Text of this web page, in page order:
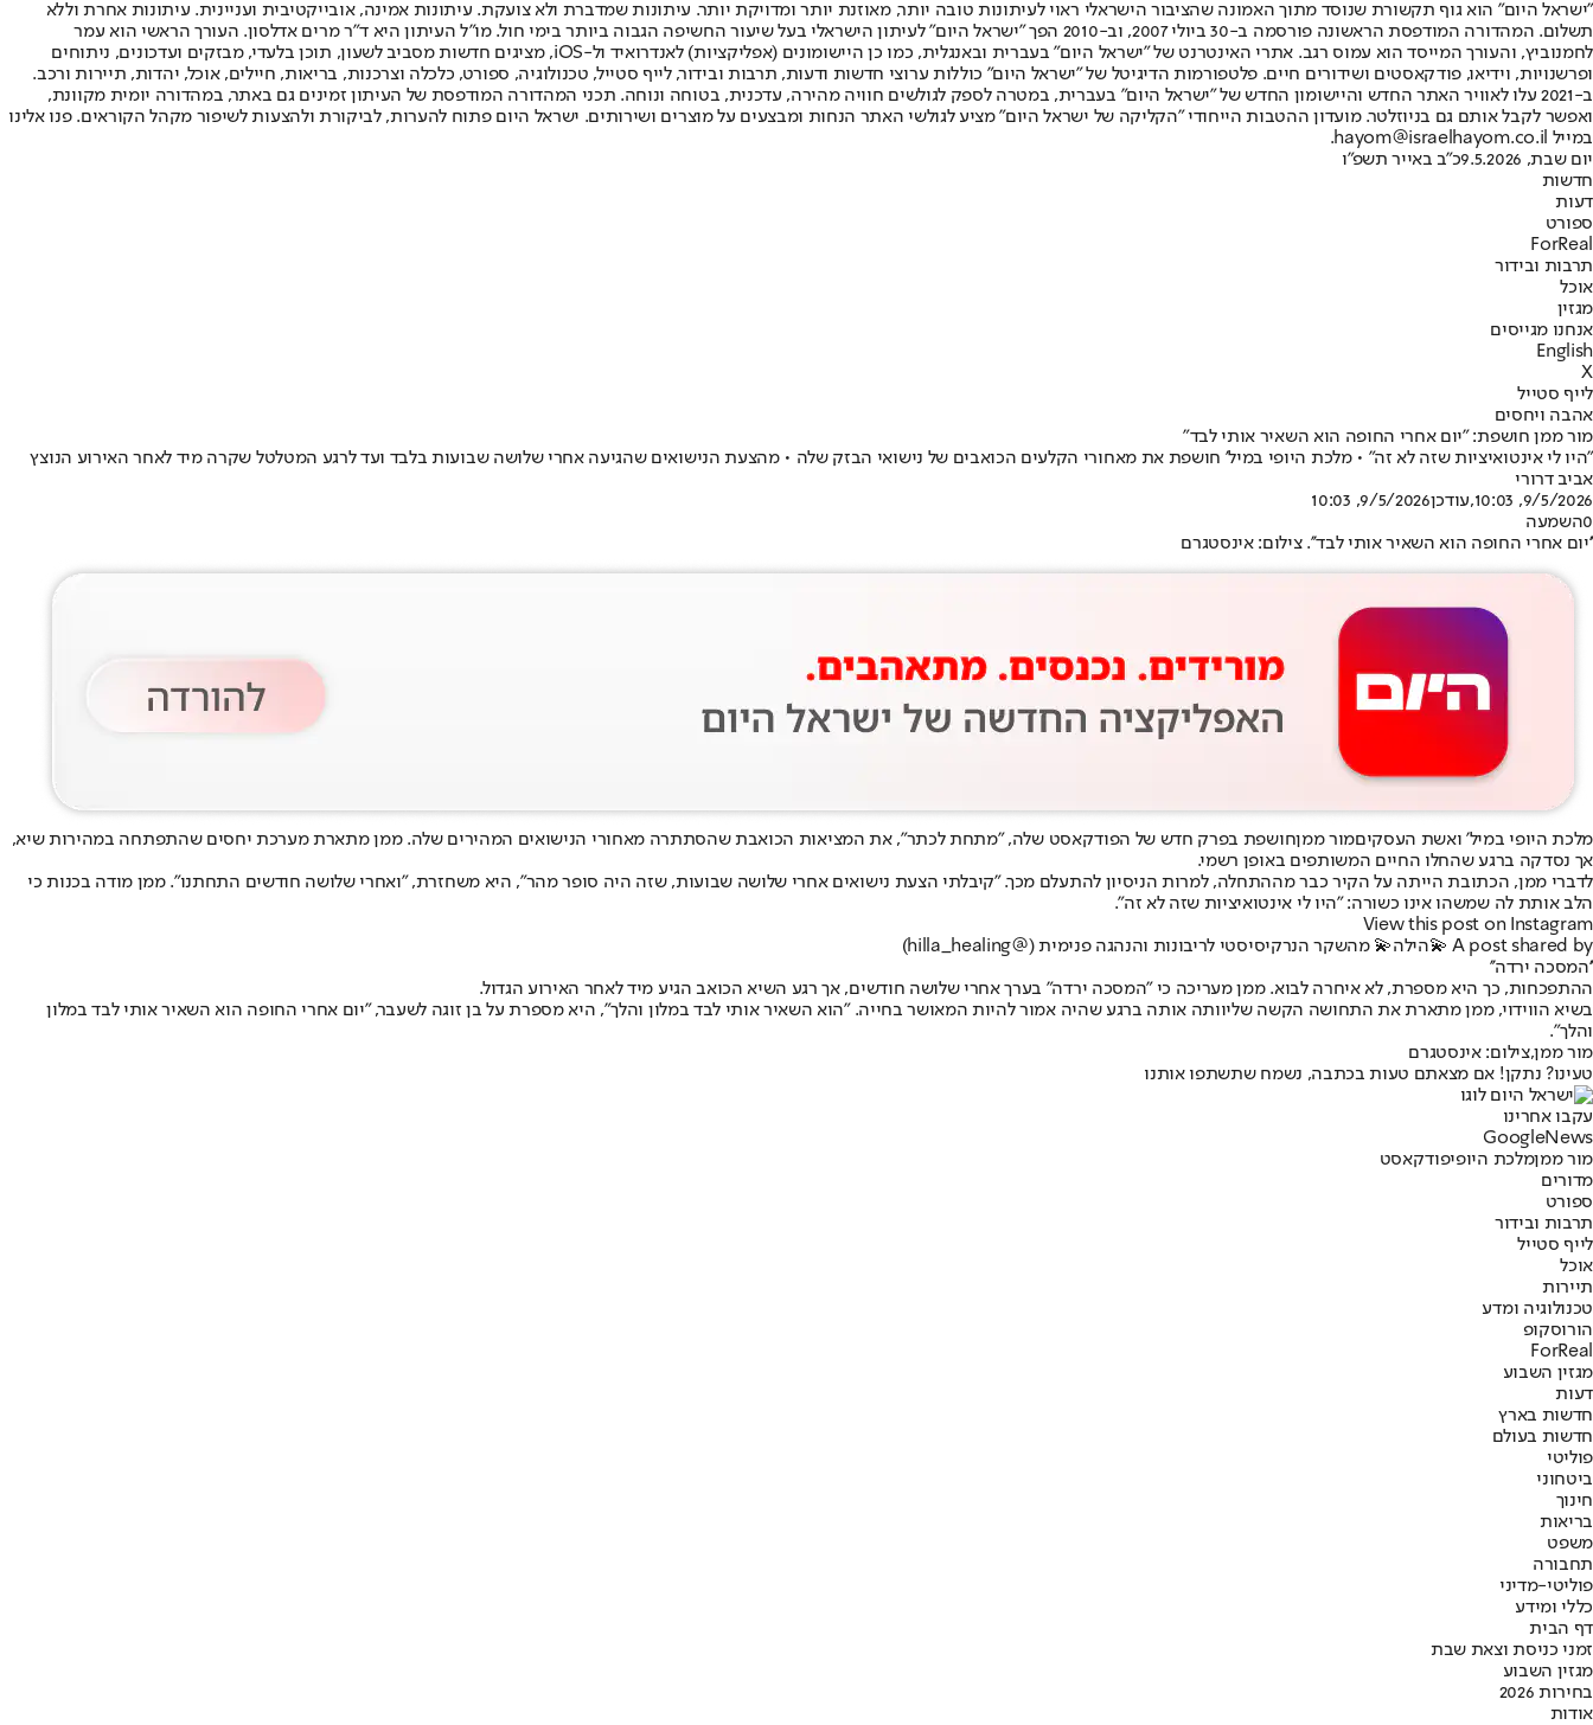
"ישראל היום" הוא גוף תקשורת שנוסד מתוך האמונה שהציבור הישראלי ראוי לעיתונות טובה יותר, מאוזנת יותר ומדויקת יותר. עיתונות שמדברת ולא צועקת. עיתונות אמינה, אובייקטיבית ועניינית. עיתונות אחרת וללא
תשלום. המהדורה המודפסת הראשונה פורסמה ב-30 ביולי 2007, וב-2010 הפך "ישראל היום" לעיתון הישראלי בעל שיעור החשיפה הגבוה ביותר בימי חול. מו"ל העיתון היא ד"ר מרים אדלסון. העורך הראשי הוא עמר
לחמנוביץ, והעורך המייסד הוא עמוס רגב. אתרי האינטרנט של "ישראל היום" בעברית ובאנגלית, כמו כן היישומונים (אפליקציות) לאנדרואיד ול-iOS, מציגים חדשות מסביב לשעון, תוכן בלעדי, מבזקים ועדכונים, ניתוחים
ופרשנויות, וידיאו, פודקאסטים ושידורים חיים. פלטפורמות הדיגיטל של "ישראל היום" כוללות ערוצי חדשות ודעות, תרבות ובידור, לייף סטייל, טכנולוגיה, ספורט, כלכלה וצרכנות, בריאות, חיילים, אוכל, יהדות, תיירות ורכב.
ב-2021 עלו לאוויר האתר החדש והיישומון החדש של "ישראל היום" בעברית, במטרה לספק לגולשים חוויה מהירה, עדכנית, בטוחה ונוחה. תכני המהדורה המודפסת של העיתון זמינים גם באתר, במהדורה יומית מקוונת,
ואפשר לקבל אותם גם בניוזלטר. מועדון ההטבות הייחודי "הקליקה של ישראל היום" מציע לגולשי האתר הנחות ומבצעים על מוצרים ושירותים. ישראל היום פתוח להערות, לביקורת ולהצעות לשיפור מקהל הקוראים. פנו אלינו
במייל hayom@israelhayom.co.il.
יום שבת, 9.5.2026
כ"ב באייר תשפ"ו
חדשות
דעות
ספורט
ForReal
תרבות ובידור
אוכל
מגזין
אנחנו מגייסים
English
X
לייף סטייל
אהבה ויחסים
מור ממן חושפת: "יום אחרי החופה הוא השאיר אותי לבד"
"היו לי אינטואיציות שזה לא זה" • מלכת היופי במיל' חושפת את מאחורי הקלעים הכואבים של נישואי הבזק שלה • מהצעת הנישואים שהגיעה אחרי שלושה שבועות בלבד ועד לרגע המטלטל שקרה מיד לאחר האירוע הנוצץ
אביב דרורי
9/5/2026, 10:03
,עודכן9/5/2026, 10:03
0השמעה
''יום אחרי החופה הוא השאיר אותי לבד''. צילום: אינסטגרם
מלכת היופי במיל' ואשת העסקיםמור ממןחושפת בפרק חדש של הפודקאסט שלה, "מתחת לכתר", את המציאות הכואבת שהסתתרה מאחורי הנישואים המהירים שלה. ממן מתארת מערכת יחסים שהתפתחה במהירות שיא,
אך נסדקה ברגע שהחלו החיים המשותפים באופן רשמי.
לדברי ממן, הכתובת הייתה על הקיר כבר מההתחלה, למרות הניסיון להתעלם מכך. "קיבלתי הצעת נישואים אחרי שלושה שבועות, שזה היה סופר מהר", היא משחזרת, "ואחרי שלושה חודשים התחתנו". ממן מודה בכנות כי
הלב אותת לה שמשהו אינו כשורה: "היו לי אינטואיציות שזה לא זה".
View this post on Instagram
A post shared by 💫הילה💫 מהשקר הנרקיסיסטי לריבונות והנהגה פנימית (@hilla_healing)
''המסכה ירדה''
ההתפכחות, כך היא מספרת, לא איחרה לבוא. ממן מעריכה כי "המסכה ירדה" בערך אחרי שלושה חודשים, אך רגע השיא הכואב הגיע מיד לאחר האירוע הגדול.
בשיא הווידוי, ממן מתארת את התחושה הקשה שליוותה אותה ברגע שהיה אמור להיות המאושר בחייה. "הוא השאיר אותי לבד במלון והלך", היא מספרת על בן זוגה לשעבר, "יום אחרי החופה הוא השאיר אותי לבד במלון
והלך".
מור ממן,צילום: אינסטגרם
טעינו? נתקן! אם מצאתם טעות בכתבה, נשמח שתשתפו אותנו
עקבו אחרינו
Googl eNews
מור ממןמלכת היופיפודקאסט
מדורים
ספורט
תרבות ובידור
לייף סטייל
אוכל
תיירות
טכנולוגיה ומדע
הורוסקופ
ForReal
מגזין השבוע
דעות
חדשות בארץ
חדשות בעולם
פוליטי
ביטחוני
חינוך
בריאות
משפט
תחבורה
פוליטי-מדיני
כללי ומידע
דף הבית
זמני כניסת וצאת שבת
מגזין השבוע
בחירות 2026
אודות